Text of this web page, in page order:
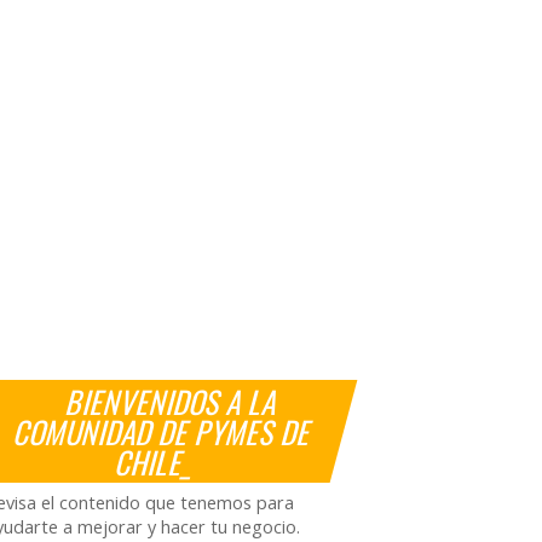
BIENVENIDOS A LA
COMUNIDAD DE PYMES DE
CHILE_
el contenido que tenemos para
a mejorar y hacer tu negocio.